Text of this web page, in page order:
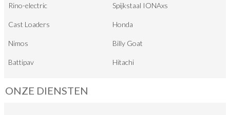
Rino-electric Spijkstaal IONAxs
Cast Loaders Honda
Nimos Billy Goat
Battipav Hitachi
ONZE DIENSTEN